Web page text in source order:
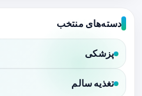
دسته‌های منتخب
پزشکی
تغذیه سالم